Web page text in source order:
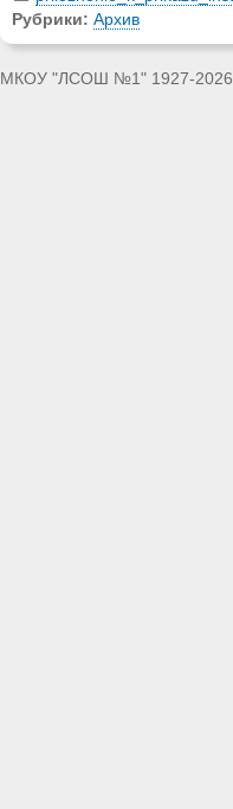
Рубрики: Архив
МКОУ "ЛСОШ №1" 1927-2026